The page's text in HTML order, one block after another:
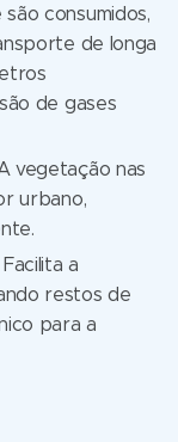
consumidos,
de longa
de gases
vegetação nas
urbano,
Facilita a
restos de
para a